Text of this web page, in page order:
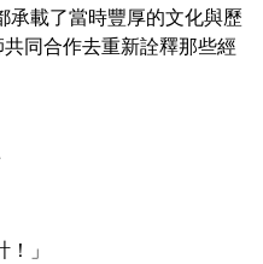
承載了當時豐厚的文化與歷
同合作去重新詮釋那些經
」